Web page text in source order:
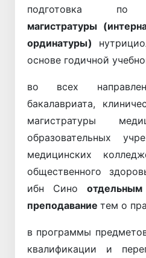
подготовка по
магистратуры
ординатуры)
основе годичной
во всех
бакалавриата,
магистратуры
образовательных
медицинских
общественного
ибн Сино
преподавание тем о
в программы
квалификации и